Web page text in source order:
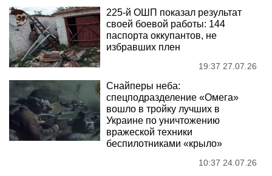
225-й ОШП показал результат
своей боевой работы: 144
паспорта оккупантов, не
избравших плен
19:37 27.07.26
Снайперы неба:
спецподразделение «Омега»
вошло в тройку лучших в
Украине по уничтожению
вражеской техники
беспилотниками «крыло»
10:37 24.07.26